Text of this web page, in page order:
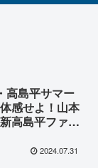
高島平サマー
感せよ！山本
高島平ファミ
2024.07.31